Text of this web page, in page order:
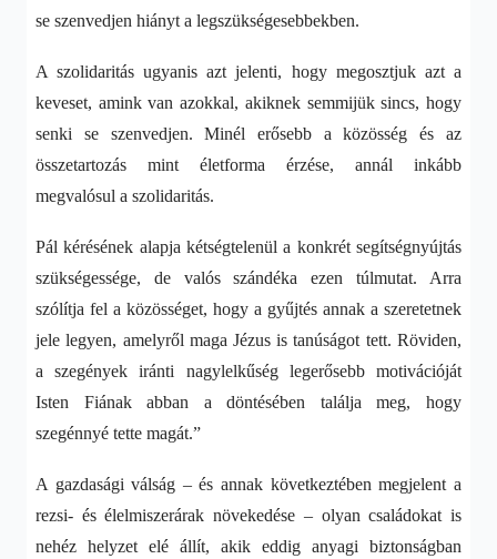
se szenvedjen hiányt a legszükségesebbekben.
A szolidaritás ugyanis azt jelenti, hogy megosztjuk azt a
keveset, amink van azokkal, akiknek semmijük sincs, hogy
senki se szenvedjen. Minél erősebb a közösség és az
összetartozás mint életforma érzése, annál inkább
megvalósul a szolidaritás.
Pál kérésének alapja kétségtelenül a konkrét segítségnyújtás
szükségessége, de valós szándéka ezen túlmutat. Arra
szólítja fel a közösséget, hogy a gyűjtés annak a szeretetnek
jele legyen, amelyről maga Jézus is tanúságot tett. Röviden,
a szegények iránti nagylelkűség legerősebb motivációját
Isten Fiának abban a döntésében találja meg, hogy
szegénnyé tette magát.”
A gazdasági válság – és annak következtében megjelent a
rezsi- és élelmiszerárak növekedése – olyan családokat is
nehéz helyzet elé állít, akik eddig anyagi biztonságban